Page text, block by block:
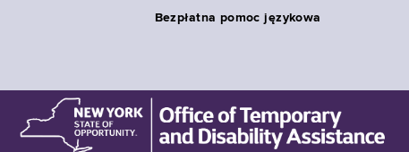
Bezpłatna pomoc językowa